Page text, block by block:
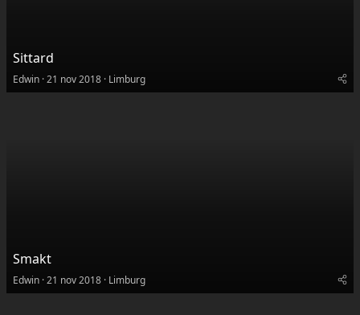
Sittard
Edwin 21 nov 2018 Limburg
Smakt
Edwin 21 nov 2018 Limburg